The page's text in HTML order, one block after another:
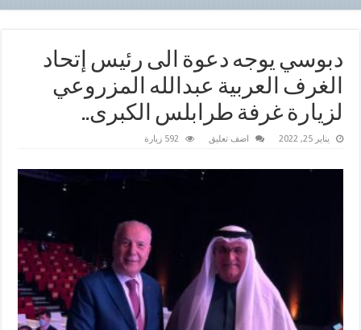
دبوسي يوجه دعوة الى رئيس إتحاد
الغرف العربية عبدالله المزروعي
لزيارة غرفة طرابلس الكبرى..
يناير 25, 2022 اضف تعليق 592 زيارة